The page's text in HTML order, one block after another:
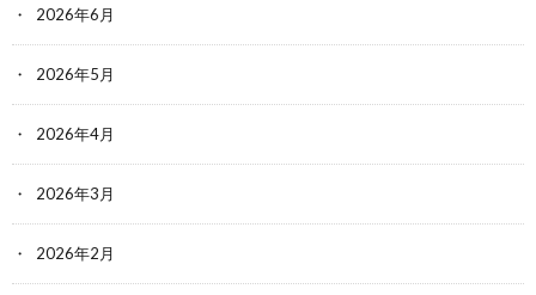
2026年6月
2026年5月
2026年4月
2026年3月
2026年2月